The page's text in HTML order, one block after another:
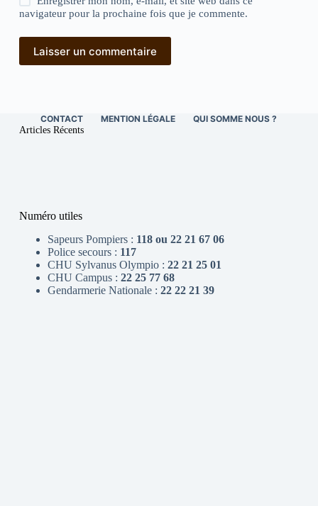
navigateur pour la prochaine fois que je commente.
Laisser un commentaire
CONTACT MENTION LÉGALE QUI SOMME NOUS ?
Articles Récents
Numéro utiles
Sapeurs Pompiers : 118 ou 22 21 67 06
Police secours : 117
CHU Sylvanus Olympio : 22 21 25 01
CHU Campus : 22 25 77 68
Gendarmerie Nationale : 22 22 21 39